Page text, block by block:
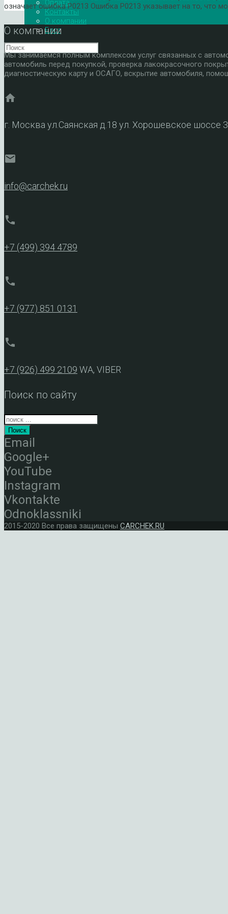
Оплата
Контакты
О компании
Блог
означает ошибка P0213 Ошибка P0213 указывает на то, что
О компании
Мы занимаемся полным комплексом услуг связанных с
автомобиль перед покупкой, проверка лакокрасочного
диагностическую карту и ОСАГО, вскрытие автомобиля,
home
г. Москва ул.Саянская д.18 ул. Хорошевское шоссе
mail
info@carchek.ru
phone
+7 (499) 394 4789
phone
+7 (977) 851 0131
phone
+7 (926) 499 2109 WA, VIBER
Поиск по сайту
Поиск
Email
Google+
YouTube
Instagram
Vkontakte
Odnoklassniki
2015-2020 Все права защищены CARCHEK.RU